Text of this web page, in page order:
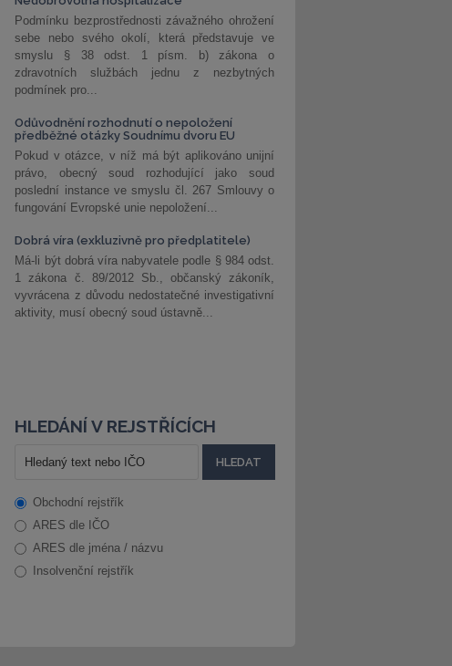
Podmínku bezprostřednosti závažného ohrožení
sebe nebo svého okolí, která představuje ve
smyslu § 38 odst. 1 písm. b) zákona o
zdravotních službách jednu z nezbytných
podmínek pro...
Odůvodnění rozhodnutí o nepoložení
předběžné otázky Soudnímu dvoru EU
Pokud v otázce, v níž má být aplikováno unijní
právo, obecný soud rozhodující jako soud
poslední instance ve smyslu čl. 267 Smlouvy o
fungování Evropské unie nepoložení...
Dobrá víra (exkluzivně pro předplatitele)
Má-li být dobrá víra nabyvatele podle § 984 odst.
1 zákona č. 89/2012 Sb., občanský zákoník,
vyvrácena z důvodu nedostatečné investigativní
aktivity, musí obecný soud ústavně...
HLEDÁNÍ V REJSTŘÍCÍCH
Obchodní rejstřík
ARES dle IČO
ARES dle jména / názvu
Insolvenční rejstřík